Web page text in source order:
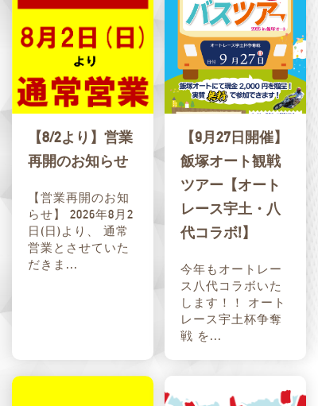
【8/2より】営業
再開のお知らせ
【営業再開のお知
らせ】 2026年8月2
日(日)より、 通常
営業とさせていた
だきま...
【9月27日開催】
飯塚オート観戦
ツアー【オート
レース宇土・八
代コラボ!】
今年もオートレー
ス八代コラボいた
します！！ オート
レース宇土杯争奪
戦 を...